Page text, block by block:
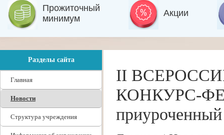
Прожиточный
минимум
Акции
Разделы сайта
Главная
Новости
Структура учреждения
II
КОНКУРС-